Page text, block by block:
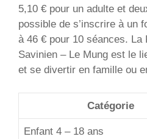
5,10 € pour un adulte et
possible de s’inscrire à un
à 46 € pour 10 séances. La
Savinien – Le Mung est le
et se divertir en famille ou
Catégorie
Enfant 4 – 18 ans